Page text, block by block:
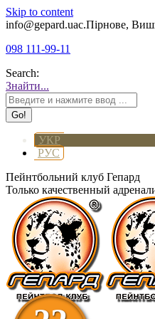
Skip to content
info@gepard.uaс.Пірнове,
098 111-99-11
Search:
Знайти...
УКР
РУС
Пейнтбольний клуб Гепард
Только качественный